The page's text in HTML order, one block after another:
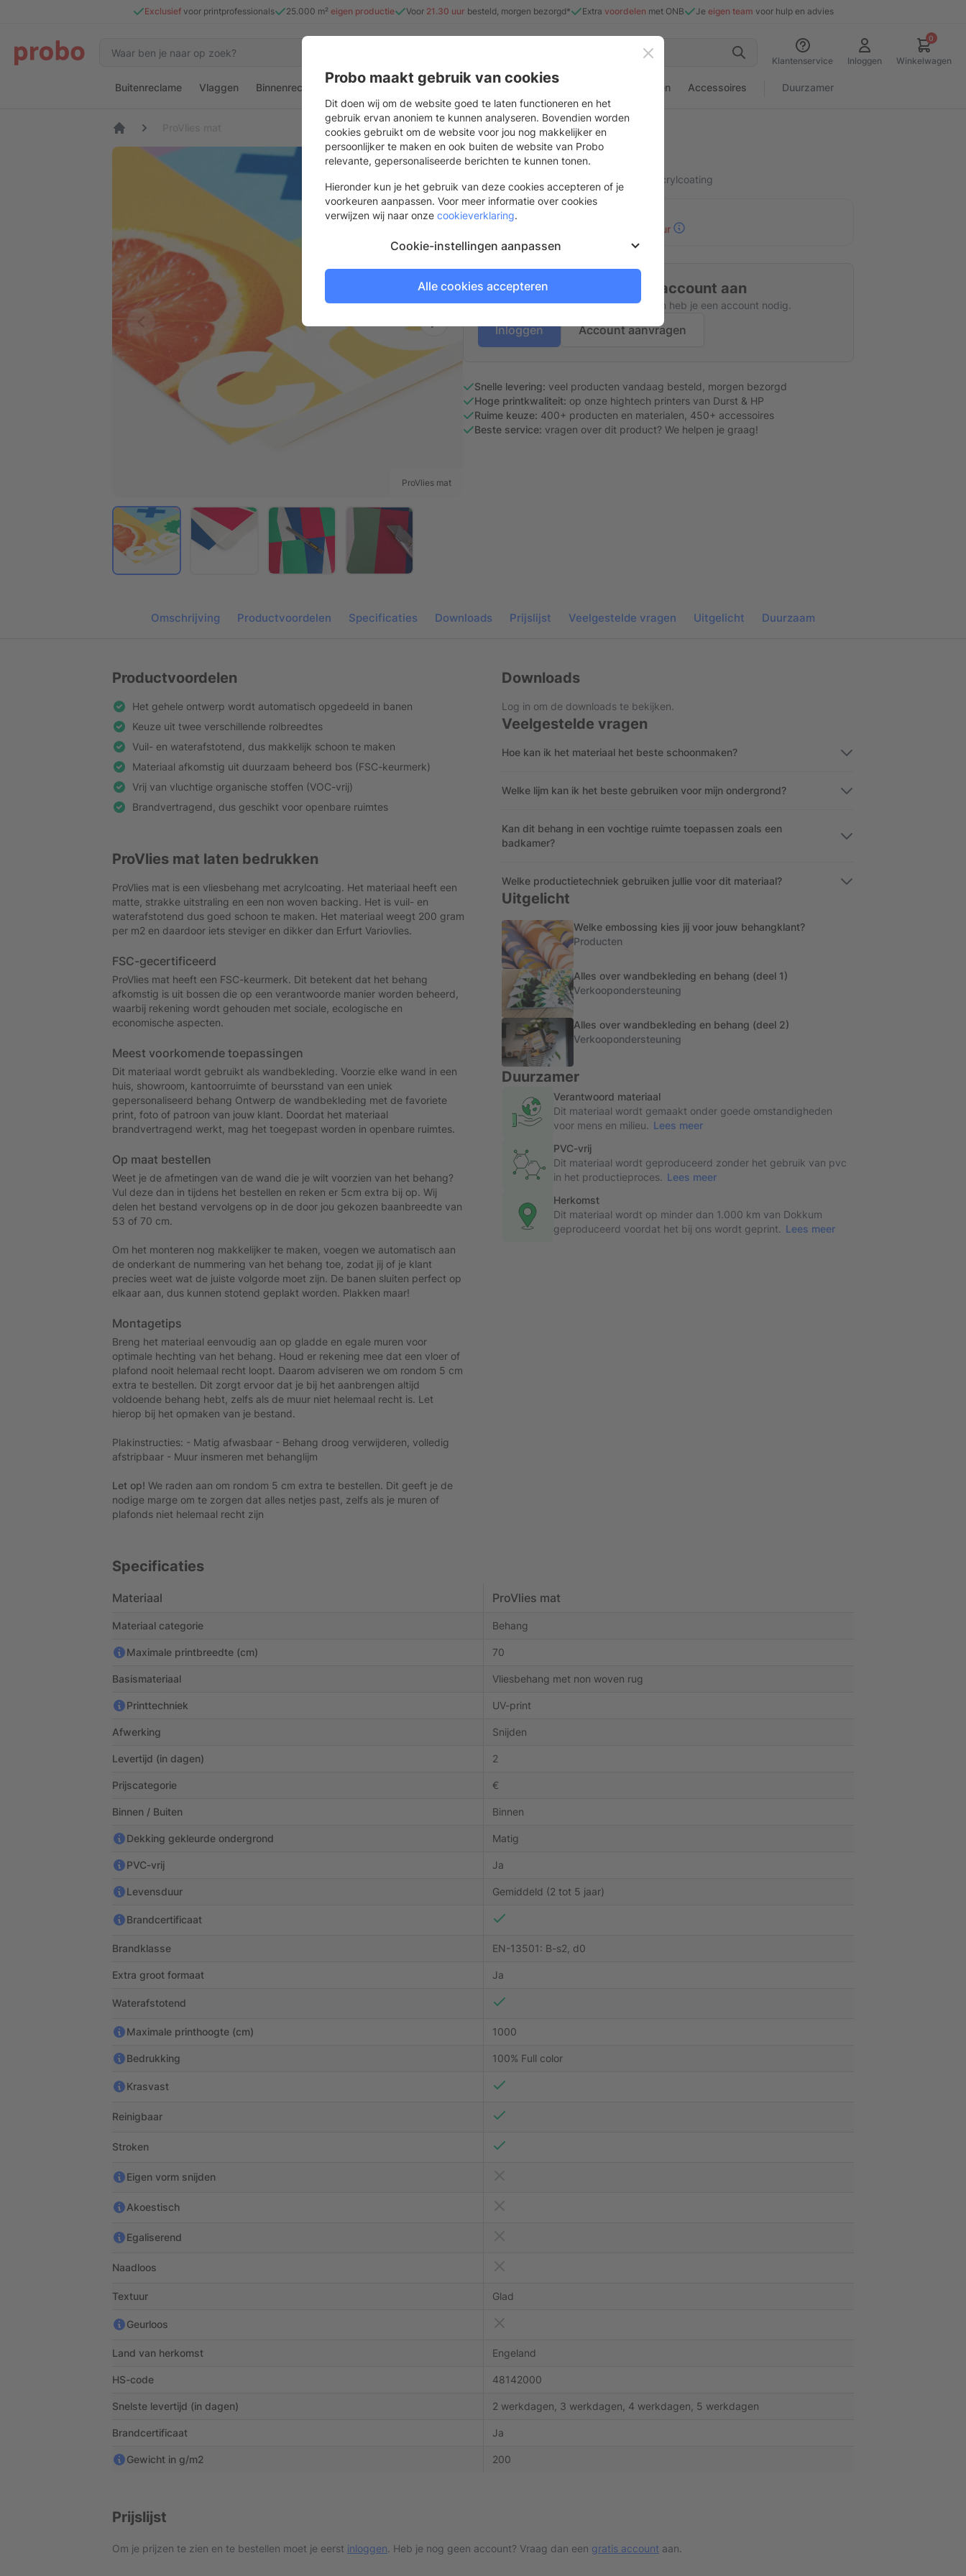
Exclusief voor printprofessionals 25.000 m² eigen productie Voor21.30 uur besteld, morgen bezorgd* Extra voordelen met ONB Je eigen team voor hulp en advies
Klantenservice
0
Winkelwagen
Inloggen
Buitenreclame Vlaggen Binnenreclame Beurs & evenement Interieur Stickers & drukwerk Materialen Accessoires Duurzamer
ProVlies mat
ProVlies mat
FSC gecertificeerd vliesbehang met een acrylcoating
De volgende dag bezorgd
11.30 uur
Log in of vraag een gratis account aan
Om te bestellen en je prijzen te bekijken heb je een account nodig.
Inloggen Account aanvragen
Snelle levering: veel producten vandaag besteld, morgen bezorgd
Hoge printkwaliteit: op onze hightech printers van Durst & HP
Ruime keuze: 400+ producten en materialen, 450+ accessoires
Beste service: vragen over dit product? We helpen je graag!
Omschrijving Productvoordelen Specificaties Downloads Prijslijst Veelgestelde vragen Uitgelicht Duurzaam
Productvoordelen
Het gehele ontwerp wordt automatisch opgedeeld in banen
Keuze uit twee verschillende rolbreedtes
Vuil- en waterafstotend, dus makkelijk schoon te maken
Materiaal afkomstig uit duurzaam beheerd bos (FSC-keurmerk)
Vrij van vluchtige organische stoffen (VOC-vrij)
Brandvertragend, dus geschikt voor openbare ruimtes
ProVlies mat laten bedrukken
ProVlies mat is een vliesbehang met acrylcoating. Het materiaal heeft een
matte, strakke uitstraling en een non woven backing. Het is vuil- en
waterafstotend dus goed schoon te maken. Het materiaal weegt 200 gram
per m2 en daardoor iets steviger en dikker dan Erfurt Variovlies.
FSC-gecertificeerd
ProVlies mat heeft een FSC-keurmerk. Dit betekent dat het behang
afkomstig is uit bossen die op een verantwoorde manier worden beheerd,
waarbij rekening wordt gehouden met sociale, ecologische en
economische aspecten.
Meest voorkomende toepassingen
Dit materiaal wordt gebruikt als wandbekleding. Voorzie elke wand in een
huis, showroom, kantoorruimte of beursstand van een uniek
gepersonaliseerd behang Ontwerp de wandbekleding met de favoriete
print, foto of patroon van jouw klant. Doordat het materiaal
brandvertragend werkt, mag het toegepast worden in openbare ruimtes.
Op maat bestellen
Weet je de afmetingen van de wand die je wilt voorzien van het behang?
Vul deze dan in tijdens het bestellen en reken er 5cm extra bij op. Wij
delen het bestand vervolgens op in de door jou gekozen baanbreedte van
53 of 70 cm.
Om het monteren nog makkelijker te maken, voegen we automatisch aan
de onderkant de nummering van het behang toe, zodat jij of je klant
precies weet wat de juiste volgorde moet zijn. De banen sluiten perfect op
elkaar aan, dus kunnen stotend geplakt worden. Plakken maar!
Montagetips
Breng het materiaal eenvoudig aan op gladde en egale muren voor
optimale hechting van het behang. Houd er rekening mee dat een vloer of
plafond nooit helemaal recht loopt. Daarom adviseren we om rondom 5 cm
extra te bestellen. Dit zorgt ervoor dat je bij het aanbrengen altijd
voldoende behang hebt, zelfs als de muur niet helemaal recht is. Let
hierop bij het opmaken van je bestand.
Plakinstructies: - Matig afwasbaar - Behang droog verwijderen, volledig
afstripbaar - Muur insmeren met behanglijm
Let op! We raden aan om rondom 5 cm extra te bestellen. Dit geeft je de
nodige marge om te zorgen dat alles netjes past, zelfs als je muren of
plafonds niet helemaal recht zijn
Downloads
Log in om de downloads te bekijken.
Veelgestelde vragen
Hoe kan ik het materiaal het beste schoonmaken?
Welke lijm kan ik het beste gebruiken voor mijn ondergrond?
Kan dit behang in een vochtige ruimte toepassen zoals een
badkamer?
Welke productietechniek gebruiken jullie voor dit materiaal?
Uitgelicht
Welke embossing kies jij voor jouw behangklant?
Producten
Alles over wandbekleding en behang (deel 1)
Verkoopondersteuning
Alles over wandbekleding en behang (deel 2)
Verkoopondersteuning
Duurzamer
Verantwoord materiaal
Dit materiaal wordt gemaakt onder goede omstandigheden
voor mens en milieu. Lees meer
PVC-vrij
Dit materiaal wordt geproduceerd zonder het gebruik van pvc
in het productieproces. Lees meer
Herkomst
Dit materiaal wordt op minder dan 1.000 km van Dokkum
geproduceerd voordat het bij ons wordt geprint. Lees meer
Specificaties
Materiaal ProVlies mat
Materiaal categorie Behang
Maximale printbreedte (cm) 70
Basismateriaal Vliesbehang met non woven rug
Printtechniek UV-print
Afwerking Snijden
Levertijd (in dagen) 2
Prijscategorie €
Binnen / Buiten Binnen
Dekking gekleurde ondergrond Matig
PVC-vrij Ja
Levensduur Gemiddeld (2 tot 5 jaar)
Brandcertificaat
Brandklasse EN-13501: B-s2, d0
Extra groot formaat Ja
Waterafstotend
Maximale printhoogte (cm) 1000
Bedrukking 100% Full color
Krasvast
Reinigbaar
Stroken
Eigen vorm snijden
Akoestisch
Egaliserend
Naadloos
Textuur Glad
Geurloos
Land van herkomst Engeland
HS-code 48142000
Snelste levertijd (in dagen) 2 werkdagen, 3 werkdagen, 4 werkdagen, 5 werkdagen
Brandcertificaat Ja
Gewicht in g/m2 200
Prijslijst
Om je prijzen te zien en te bestellen moet je eerst inloggen. Heb je nog geen account? Vraag dan een gratis account aan.
Sluiten
Probo maakt gebruik van cookies
Dit doen wij om de website goed te laten functioneren en het
gebruik ervan anoniem te kunnen analyseren. Bovendien worden
cookies gebruikt om de website voor jou nog makkelijker en
persoonlijker te maken en ook buiten de website van Probo
relevante, gepersonaliseerde berichten te kunnen tonen.
Hieronder kun je het gebruik van deze cookies accepteren of je
voorkeuren aanpassen. Voor meer informatie over cookies
verwijzen wij naar onze cookieverklaring.
Cookie-instellingen aanpassen
Alle cookies accepteren